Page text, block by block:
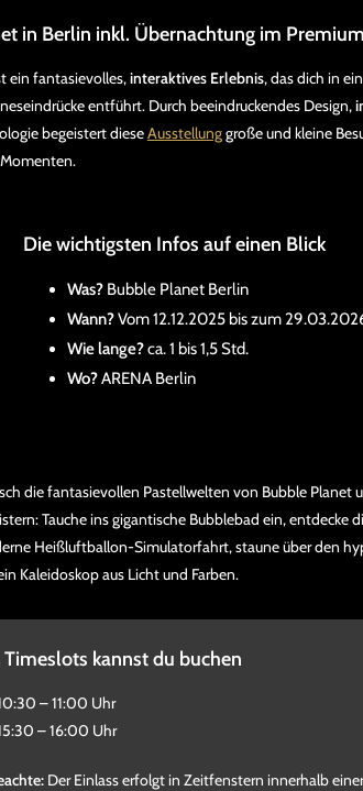
in Berlin inkl. Übernachtung im
ein fantasievolles,interaktives Erlebnis, das dich in
entführt. Durch beeindruckendes Design,
begeistert dieseAusstellunggroße und kleine
Die wichtigsten Infos auf einen Blick
Was? Bubble Planet Berlin
Wann?Vom 12.12.2025 bis zum
Wie lange?ca. 1 bis 1,5 Std.
Wo?ARENA Berlin
die fantasievollen Pastellwelten von Bubble Planet
Tauche ins gigantische Bubblebad ein, entdecke
Heißluftballon-Simulatorfahrt, staune über den
Kaleidoskop aus Licht und Farben.
Timeslots kannst du buchen
– 11:00 Uhr
– 16:00 Uhr
Der Einlass erfolgt in Zeitfenstern innerhalb